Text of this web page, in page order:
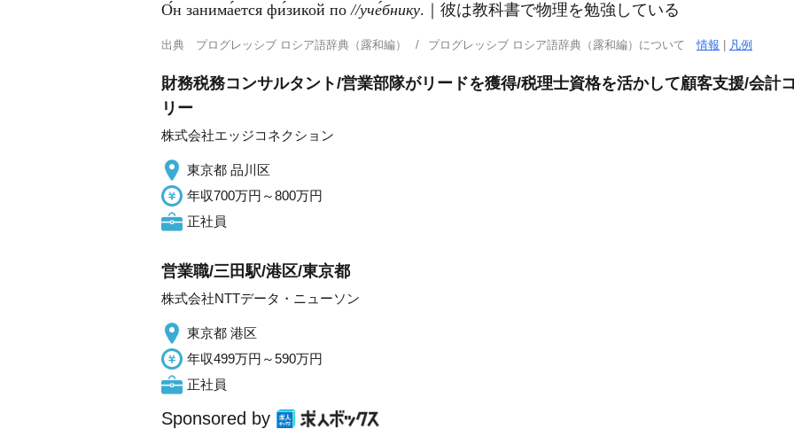
О́н занима́ется фи́зикой по//уче́бнику.｜彼は教科書で物理を勉強している
出典 プログレッシブ ロシア語辞典（露和編） プログレッシブ ロシア語辞典（露和編）について情報 凡例
財務税務コンサルタント/営業部隊がリードを獲得/税理士資格を活かして顧客支援/会計
リー
株式会社エッジコネクション
東京都 品川区
年収700万円～800万円
正社員
営業職/三田駅/港区/東京都
株式会社NTTデータ・ニューソン
東京都 港区
年収499万円～590万円
正社員
Sponsored by